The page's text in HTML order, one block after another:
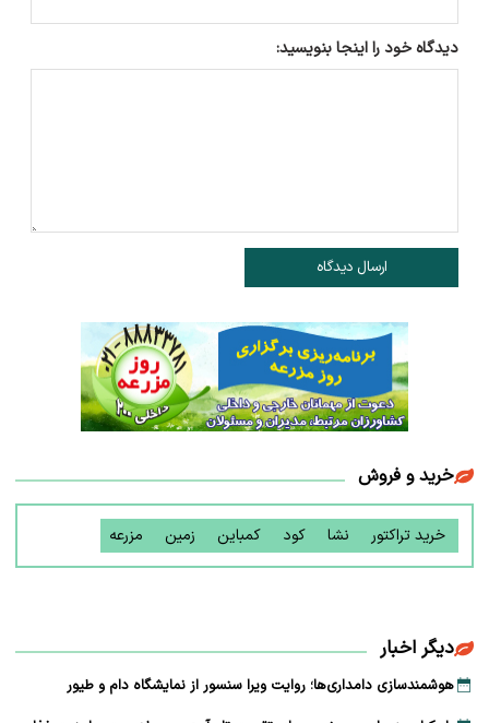
دیدگاه خود را اینجا بنویسید:
ارسال دیدگاه
خرید و فروش
خرید تراکتور نشا کود کمباین زمین مزرعه
دیگر اخبار
هوشمندسازی دامداری‌ها؛ روایت ویرا سنسور از نمایشگاه دام و طیور